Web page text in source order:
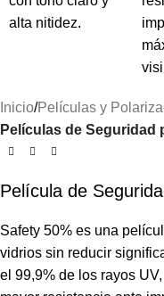
Inicio Películas y
Películas de Seguridad
Película de
Safety 50% es una
vidrios sin reducir
el 99,9% de los rayos